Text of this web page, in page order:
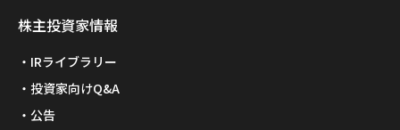
株主投資家情報
IRライブラリー
投資家向けQ&A
公告